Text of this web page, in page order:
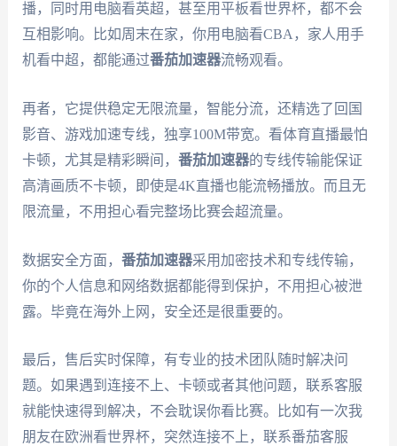
播，同时用电脑看英超，甚至用平板看世界杯，都不会
互相影响。比如周末在家，你用电脑看CBA，家人用手
机看中超，都能通过番茄加速器流畅观看。
再者，它提供稳定无限流量，智能分流，还精选了回国
影音、游戏加速专线，独享100M带宽。看体育直播最怕
卡顿，尤其是精彩瞬间， 番茄加速器的专线传输能保证
高清画质不卡顿，即使是4K直播也能流畅播放。而且无
限流量，不用担心看完整场比赛会超流量。
数据安全方面， 番茄加速器采用加密技术和专线传输，
你的个人信息和网络数据都能得到保护，不用担心被泄
露。毕竟在海外上网，安全还是很重要的。
最后，售后实时保障，有专业的技术团队随时解决问
题。如果遇到连接不上、卡顿或者其他问题，联系客服
就能快速得到解决，不会耽误你看比赛。比如有一次我
朋友在欧洲看世界杯，突然连接不上，联系番茄客服